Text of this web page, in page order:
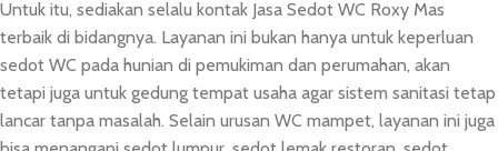
Untuk itu, sediakan selalu kontak Jasa Sedot WC Roxy Mas
terbaik di bidangnya. Layanan ini bukan hanya untuk keperluan
sedot WC pada hunian di pemukiman dan perumahan, akan
tetapi juga untuk gedung tempat usaha agar sistem sanitasi tetap
lancar tanpa masalah. Selain urusan WC mampet, layanan ini juga